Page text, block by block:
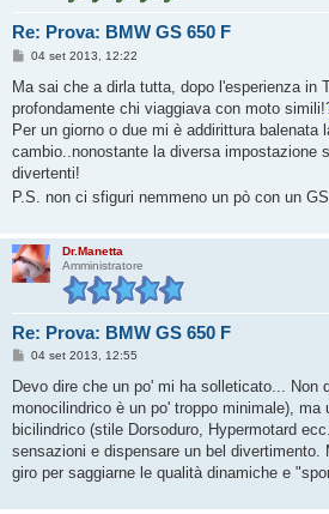
Re: Prova: BMW GS 650 F
M
s
a
g
i
o
04 set 2013, 12:22
Ma sai che a dirla tutta, dopo l'esperienza in
profondamente chi viaggiava con moto
Per un giorno o due mi è addirittura balenata
cambio..nonostante la diversa impostazione
divertenti!
P.S. non ci sfiguri nemmeno un pò con un
Dr.Manetta
Amministratore
Re: Prova: BMW GS 650 F
M
s
a
g
i
o
04 set 2013, 12:55
Devo dire che un po' mi ha solleticato... Non
monocilindrico è un po' troppo minimale), ma
bicilindrico (stile Dorsoduro, Hypermotard
sensazioni e dispensare un bel divertimento.
giro per saggiarne le qualità dinamiche e